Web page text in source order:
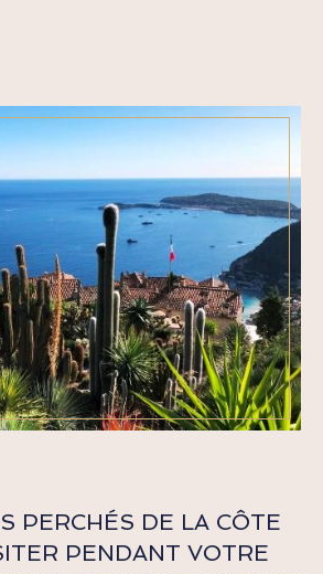
PERCHÉS DE LA CÔTE
PENDANT VOTRE